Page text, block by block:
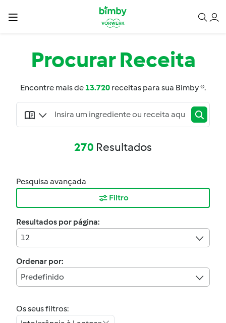
ProcurarReceita
Encontre mais de13.720 receitas para sua Bimby ®.
270 Resultados
Pesquisa avançada
Filtro
Resultados por página:
12
Ordenar por:
Predefinido
Os seus filtros: